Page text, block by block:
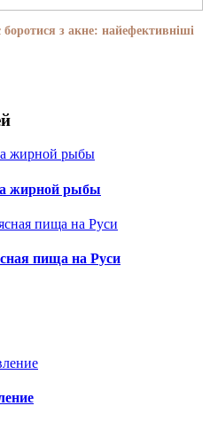
з акне: найефективніші
жирной рыбы
пища на Руси